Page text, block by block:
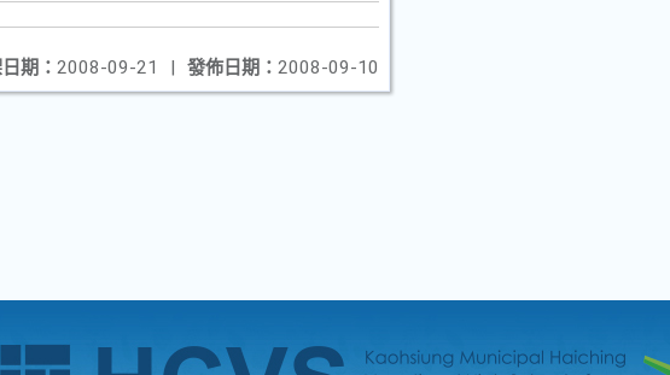
發佈日期： 2008-09-10
期： 2008-09-21 |